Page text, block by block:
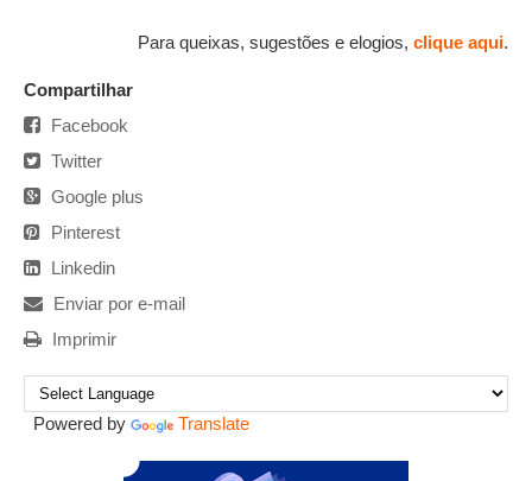
Para queixas, sugestões e elogios, clique aqui.
Compartilhar
Facebook
Twitter
Google plus
Pinterest
Linkedin
Enviar por e-mail
Imprimir
Powered by Translate